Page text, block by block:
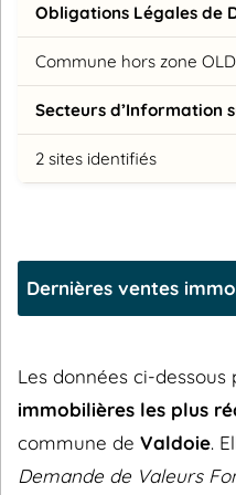
Obligations Légales de
Commune hors zone
Secteurs d’Information
2 sites identifiés
Dernières ventes
Les données ci-dessous
immobilières les plus
commune de Valdoie.
Demande de Valeurs